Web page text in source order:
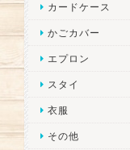
カードケース
かごカバー
エプロン
スタイ
衣服
その他